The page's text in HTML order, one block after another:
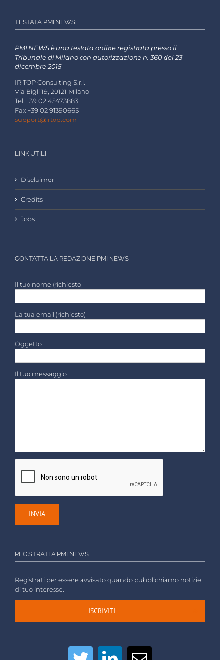
TESTATA PMI NEWS:
PMI NEWS è una testata online registrata presso il
Tribunale di Milano con autorizzazione n. 360 del 23
dicembre 2015
IR TOP Consulting S.r.l.
Via Bigli 19, 20121 Milano
Tel. +39 02 45473883
Fax +39 02 91390665 -
support@irtop.com
LINK UTILI
Disclaimer
Credits
Jobs
CONTATTA LA REDAZIONE PMI NEWS
Il tuo nome (richiesto)
La tua email (richiesto)
Oggetto
Il tuo messaggio
REGISTRATI A PMI NEWS
Registrati per essere avvisato quando pubblichiamo notizie
di tuo interesse.
ISCRIVITI